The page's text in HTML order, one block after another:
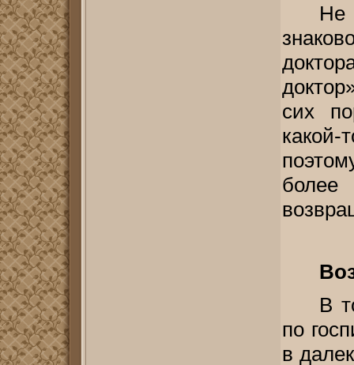
Не
сих
В
по
в